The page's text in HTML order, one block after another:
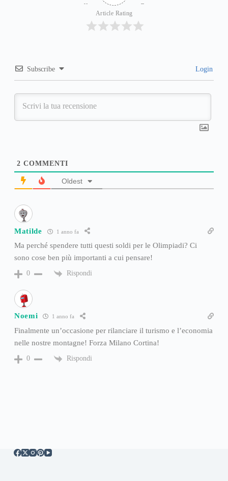
Article Rating
Subscribe Login
2 COMMENTI
Oldest
Matilde 1 anno fa
Ma perché spendere tutti questi soldi per le Olimpiadi? Ci
sono cose ben più importanti a cui pensare!
0 Rispondi
Noemi 1 anno fa
Finalmente un’occasione per rilanciare il turismo e l’economia
nelle nostre montagne! Forza Milano Cortina!
0 Rispondi